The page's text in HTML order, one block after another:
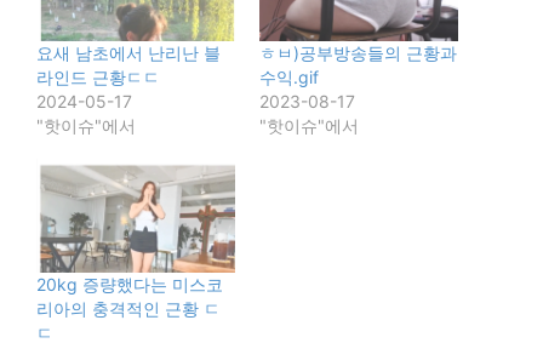
요새 남초에서 난리난 블
라인드 근황ㄷㄷ
2024-05-17
"핫이슈"에서
ㅎㅂ)공부방송들의 근황과
수익.gif
2023-08-17
"핫이슈"에서
20kg 증량했다는 미스코
리아의 충격적인 근황 ㄷ
ㄷ